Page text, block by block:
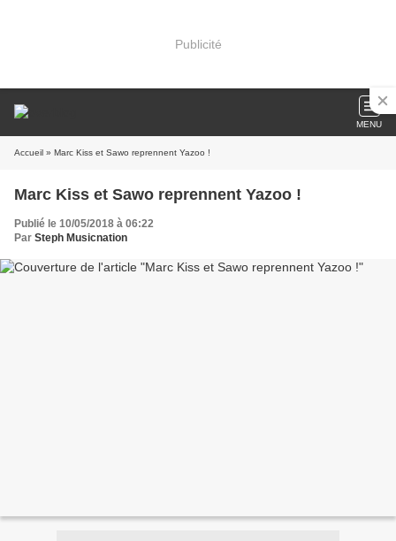
Publicité
MENU
Accueil » Marc Kiss et Sawo reprennent Yazoo !
Marc Kiss et Sawo reprennent Yazoo !
Publié le 10/05/2018 à 06:22
Par Steph Musicnation